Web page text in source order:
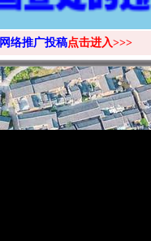
网络推广投稿点击进入>>>